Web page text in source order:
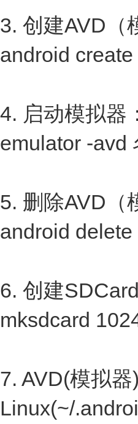
3. 创建AVD（
android
4. 启动模拟器：
emulator -avd
5. 删除AVD（
android
6. 创建SDCard
mksdcard
7. AVD(模拟器
Linux(~/